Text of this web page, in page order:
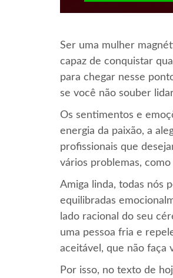
Ser uma mulher
capaz de conquistar
para chegar nesse
se você não souber
Os sentimentos e
energia da paixão, a
profissionais que
vários problemas,
Amiga linda, todas nós
equilibradas
lado racional do seu
uma pessoa fria e
aceitável, que não faça
Por isso, no texto de